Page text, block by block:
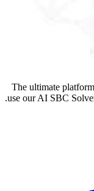
The ultimate
use our AI SBC